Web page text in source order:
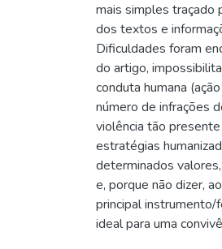
mais simples traçado
dos textos e
Dificuldades foram
do artigo,
conduta humana
número de infrações
violência tão
estratégias
determinados
e, porque não dizer,
principal instrumento/
ideal para uma